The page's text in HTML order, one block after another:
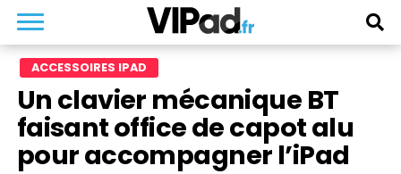
ACCESSOIRES IPAD
Un clavier mécanique BT
faisant office de capot alu
pour accompagner l’iPad